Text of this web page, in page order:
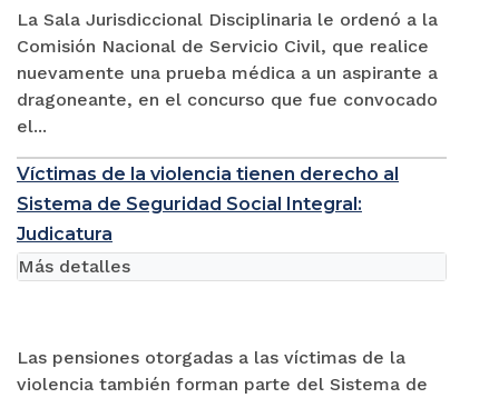
La Sala Jurisdiccional Disciplinaria le ordenó a la
Comisión Nacional de Servicio Civil, que realice
nuevamente una prueba médica a un aspirante a
dragoneante, en el concurso que fue convocado
el...
Víctimas de la violencia tienen derecho al
Sistema de Seguridad Social Integral:
Judicatura
Las pensiones otorgadas a las víctimas de la
violencia también forman parte del Sistema de
Más detalles